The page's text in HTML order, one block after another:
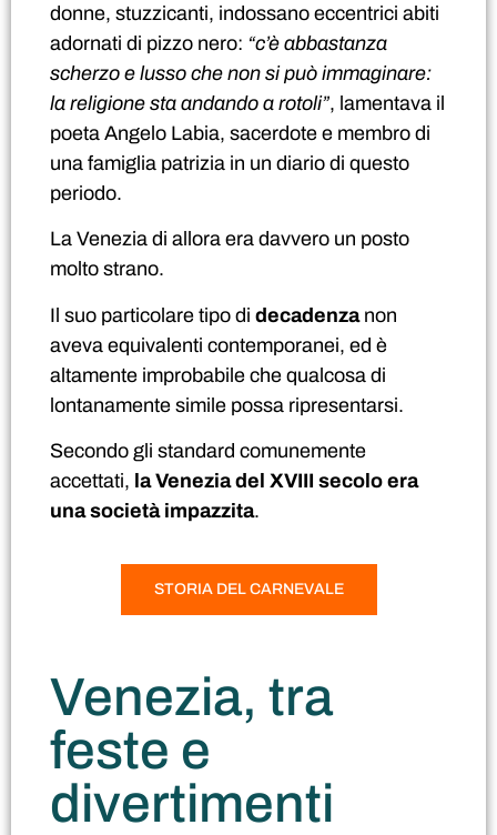
donne, stuzzicanti, indossano eccentrici abiti
adornati di pizzo nero: “c’è abbastanza
scherzo e lusso che non si può immaginare:
la religione sta andando a rotoli”, lamentava il
poeta Angelo Labia, sacerdote e membro di
una famiglia patrizia in un diario di questo
periodo.
La Venezia di allora era davvero un posto
molto strano.
Il suo particolare tipo di decadenza non
aveva equivalenti contemporanei, ed è
altamente improbabile che qualcosa di
lontanamente simile possa ripresentarsi.
Secondo gli standard comunemente
accettati, la Venezia del XVIII secolo era
una società impazzita.
STORIA DEL CARNEVALE
Venezia, tra
feste e
divertimenti